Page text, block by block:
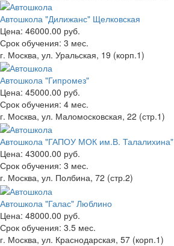
Автошкола "Дилижанс" Щелковская
Цена: 46000.00 руб.
Срок обучения: 3 мес.
г. Москва, ул. Уральская, 19 (корп.1)
Автошкола "Гипромез"
Цена: 45000.00 руб.
Срок обучения: 4 мес.
г. Москва, ул. Маломосковская, 22 (стр.1)
Автошкола "ГАПОУ МОК им.В. Талалихина"
Цена: 43000.00 руб.
Срок обучения: 3 мес.
г. Москва, ул. Полбина, 72 (стр.2)
Автошкола "Галас" Люблино
Цена: 48000.00 руб.
Срок обучения: 3.5 мес.
г. Москва, ул. Краснодарская, 57 (корп.1)